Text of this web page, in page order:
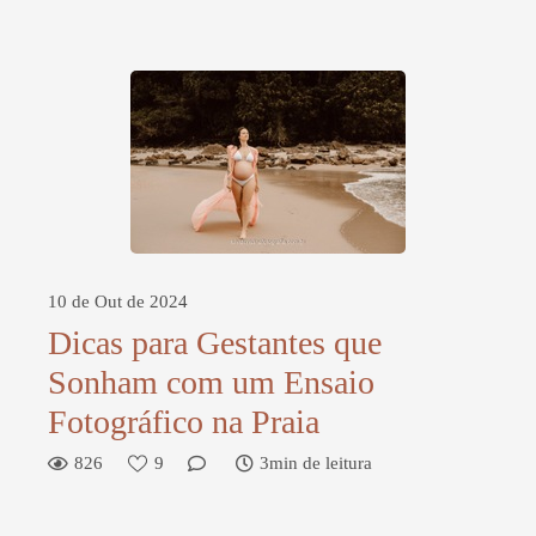
10 de Out de 2024
Dicas para Gestantes que
Sonham com um Ensaio
Fotográfico na Praia
826 9 3min de leitura